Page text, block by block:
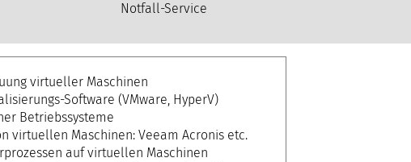
Notfall-Service
virtueller Maschinen
Software (VMware, HyperV)
Betriebssysteme
virtuellen Maschinen: Veeam Acronis etc.
auf virtuellen Maschinen